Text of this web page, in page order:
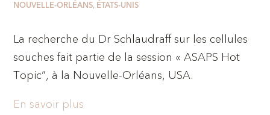
NOUVELLE-ORLÉANS, ÉTATS-UNIS
La recherche du Dr Schlaudraff sur les cellules
souches fait partie de la session « ASAPS Hot
Topic”, à la Nouvelle-Orléans, USA.
En savoir plus